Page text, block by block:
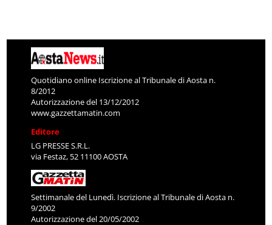
Quotidiano online Iscrizione al Tribunale di Aosta n.
8/2012
Autorizzazione del 13/12/2012
www.gazzettamatin.com
Editore
LG PRESSE S.R.L.
via Festaz, 52 11100 AOSTA
Settimanale del Lunedì. Iscrizione al Tribunale di Aosta n.
9/2002
Autorizzazione del 20/05/2002